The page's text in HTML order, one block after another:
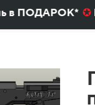
в ПОДАРОК*✪